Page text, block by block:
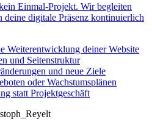
Einmal-Projekt. Wir begleiten
digitale Präsenz kontinuierlich
Weiterentwicklung deiner Website
und Seitenstruktur
und neue Ziele
oder Wachstumsplänen
statt Projektgeschäft